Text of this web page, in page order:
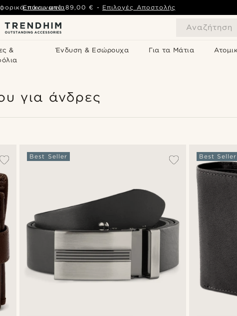
Αναζήτηση
&
Ένδυση & Εσώρουχα Για τα Μάτια
πάνω από89,00 € - Επιλογές Αποστολής
Επικοινωνία
για άνδρες
Best Seller Best Seller